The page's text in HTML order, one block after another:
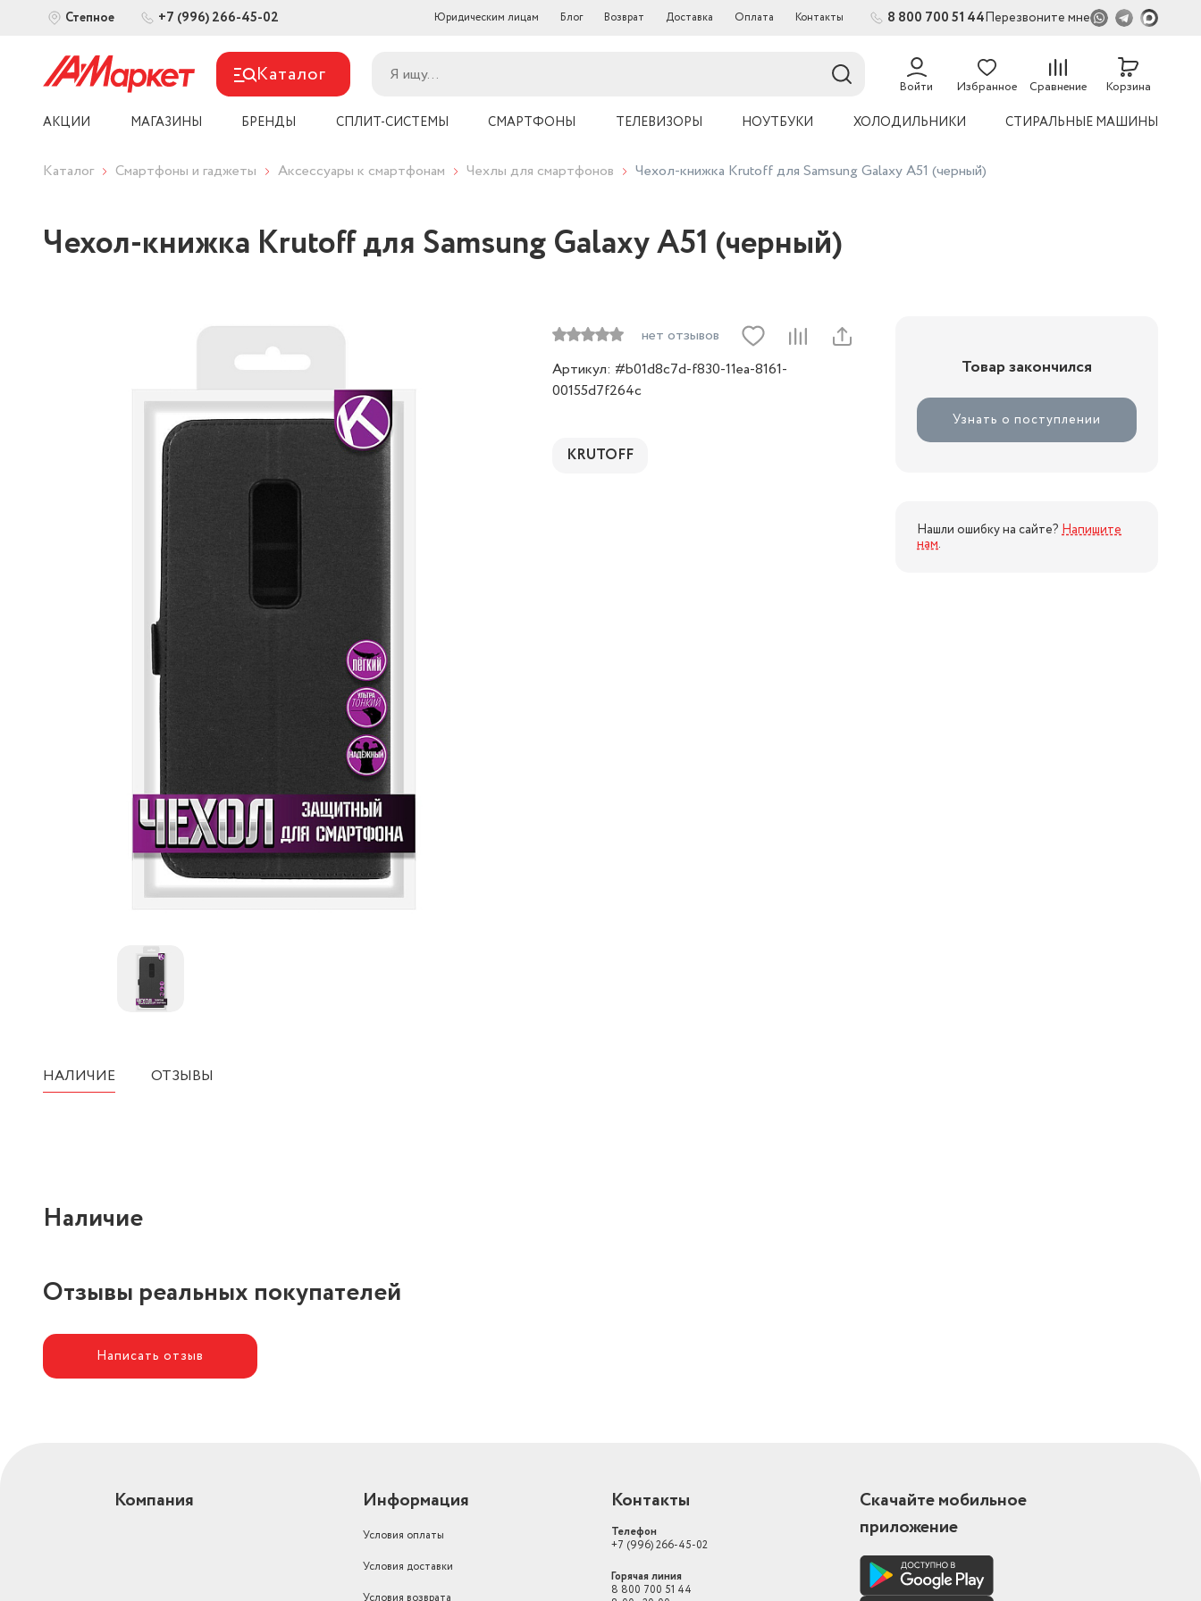
Степное +7 (996) 266-45-02 Юридическим лицам Блог Возврат Доставка Оплата Контакты 8 800 700 51 44Перезвоните мне
Каталог Войти Избранное Сравнение Корзина
АКЦИИ МАГАЗИНЫ БРЕНДЫ СПЛИТ-СИСТЕМЫ СМАРТФОНЫ ТЕЛЕВИЗОРЫ НОУТБУКИ ХОЛОДИЛЬНИКИ СТИРАЛЬНЫЕ МАШИНЫ
Каталог Смартфоны и гаджеты Аксессуары к смартфонам Чехлы для смартфонов Чехол-книжка Krutoff для Samsung Galaxy A51 (черный)
Чехол-книжка Krutoff для Samsung Galaxy A51 (черный)
нет отзывов
Артикул: #b01d8c7d-f830-11ea-8161-
00155d7f264c
KRUTOFF
Товар закончился
Узнать о поступлении
Нашли ошибку на сайте? Напишите
нам.
НАЛИЧИЕ ОТЗЫВЫ
Наличие
Отзывы реальных покупателей
Написать отзыв
Компания Информация
Условия оплаты
Условия доставки
Условия возврата
Контакты
Телефон
+7 (996) 266-45-02
Горячая линия
8 800 700 51 44
Скачайте мобильное
приложение